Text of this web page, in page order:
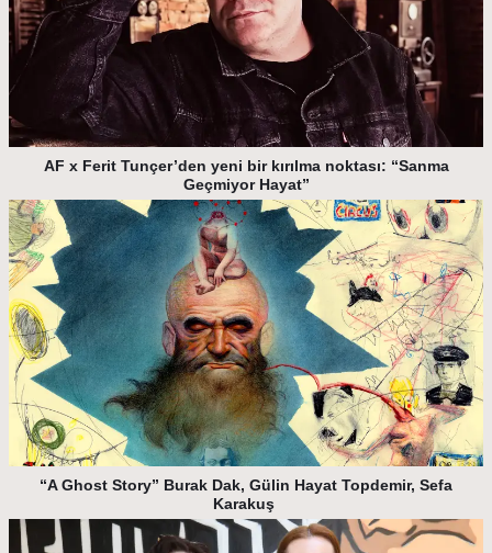
AF x Ferit Tunçer’den yeni bir kırılma noktası: “Sanma
Geçmiyor Hayat”
“A Ghost Story” Burak Dak, Gülin Hayat Topdemir, Sefa
Karakuş